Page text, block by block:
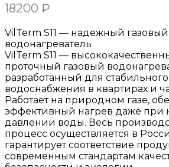
18200 ₽
VilTerm S11 — надежный газовый
водонагреватель
VilTerm S11 —
проточный газовый
разработанный для
водоснабжения в квартирах и
Работает на природном газе,
эффективный нагрев даже при
давлении воды. Весь
процесс осуществляется в
гарантирует соответствие
современным стандартам